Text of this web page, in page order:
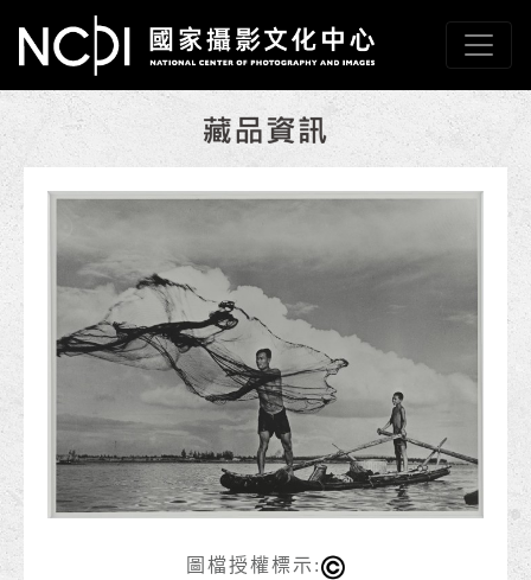
跳到主要內容
國家攝影文化中心
網頁導覽
:::
圖檔授權標示: